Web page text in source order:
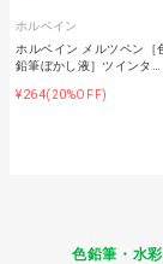
ホルベイン
ホルベイン メルツペン［
鉛筆ぼかし液］ツインタ…
¥264(20%OFF)
色鉛筆・水